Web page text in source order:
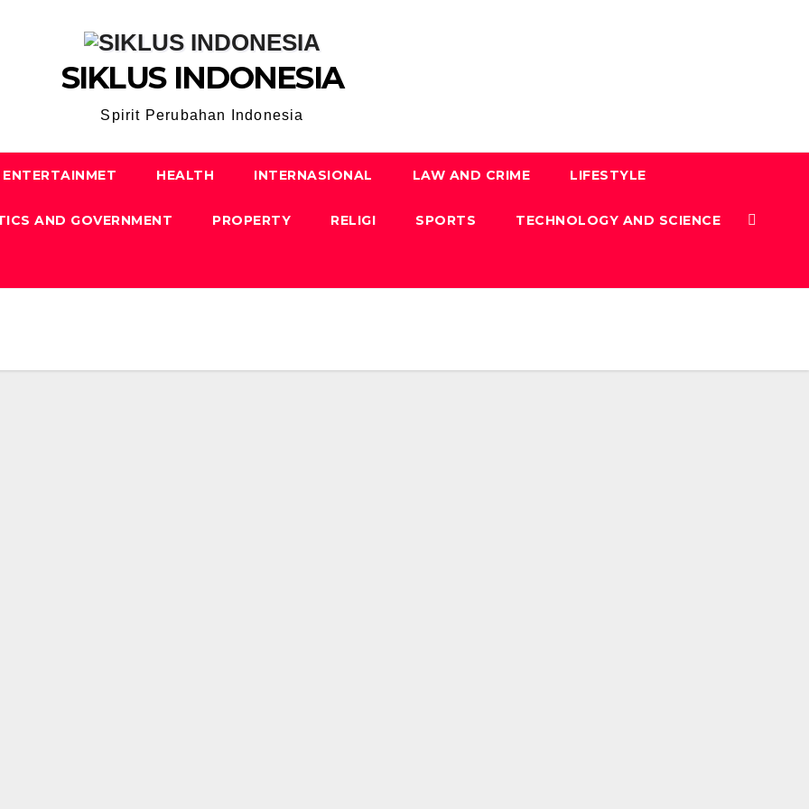
SIKLUS INDONESIA
Spirit Perubahan Indonesia
ENTERTAINMET HEALTH INTERNASIONAL LAW AND CRIME LIFESTYLE
AND GOVERNMENT PROPERTY RELIGI SPORTS TECHNOLOGY AND SCIENCE